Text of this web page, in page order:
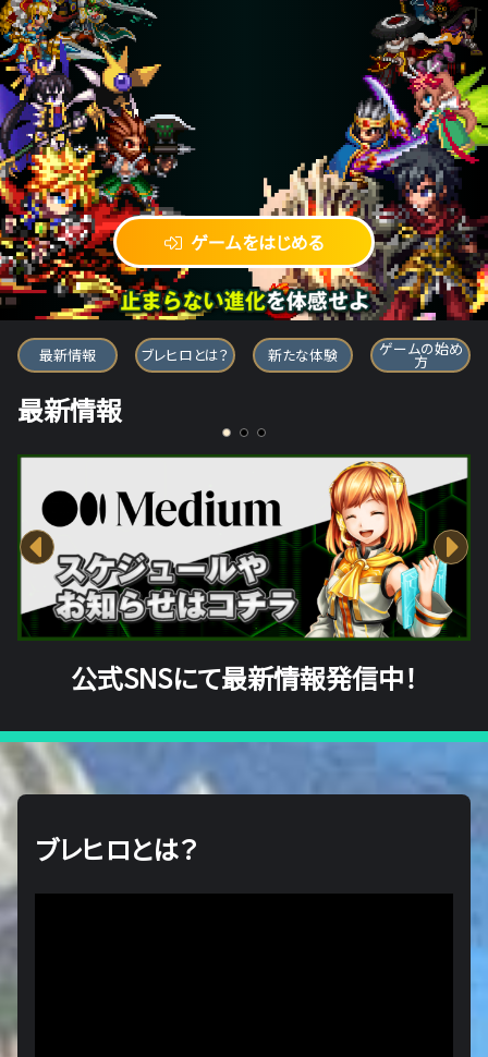
ゲームをはじめる
ブレイブ フロンティア ヒーローズ
最新情報 ブレヒロとは？ 新たな体験 ゲームの始め
方
最新情報
公式SNSにて最新情報発信中！
ブレヒロとは？